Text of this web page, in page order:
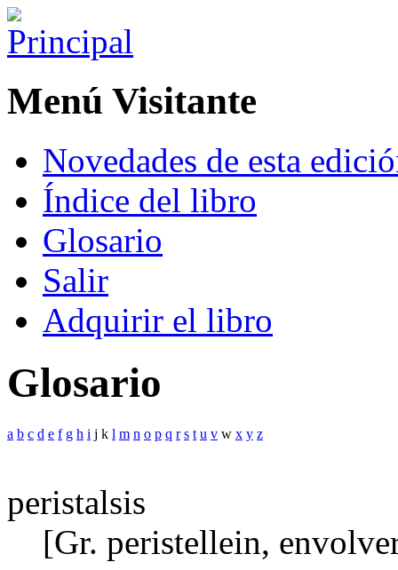
Menú Visitante
Novedades de esta
Índice del libro
Glosario
Salir
Adquirir el libro
Glosario
a b c d e f g h i j k l m n o p q r s t u v w x y z
peristalsis
[Gr. peristellein,